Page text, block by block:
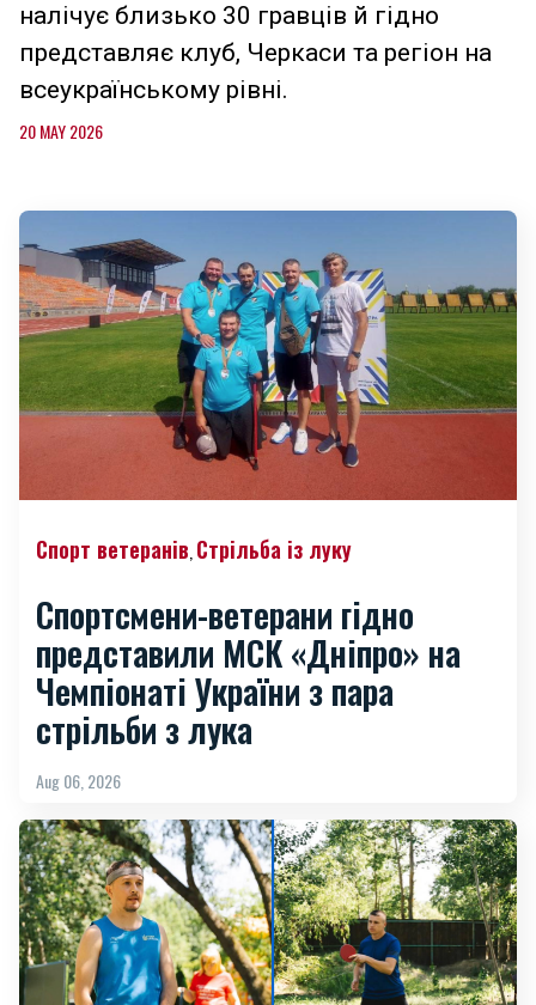
налічує близько 30 гравців й гідно
представляє клуб, Черкаси та регіон на
всеукраїнському рівні.
20 MAY 2026
Спорт ветеранів Стрільба із луку
Спортсмени-ветерани гідно
представили МСК «Дніпро» на
Чемпіонаті України з пара
стрільби з лука
Aug 06, 2026